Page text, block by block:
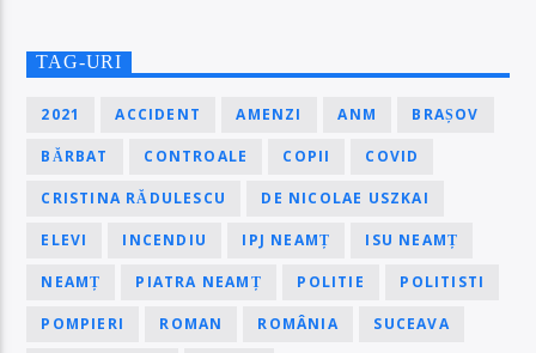
TAG-URI
2021 ACCIDENT AMENZI ANM BRAȘOV
BĂRBAT CONTROALE COPII COVID
CRISTINA RĂDULESCU DE NICOLAE USZKAI
ELEVI INCENDIU IPJ NEAMȚ ISU NEAMȚ
NEAMȚ PIATRA NEAMȚ POLITIE POLITISTI
POMPIERI ROMAN ROMÂNIA SUCEAVA